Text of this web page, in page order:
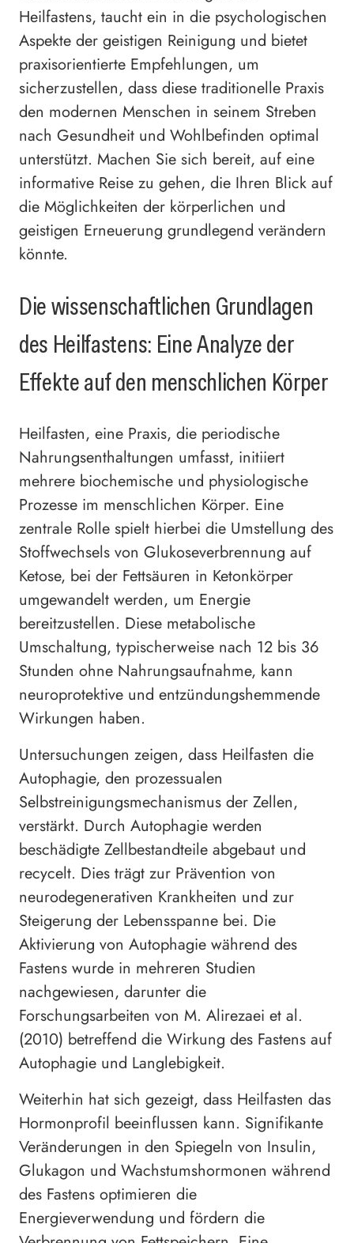
Heilfastens, taucht ein in die psychologischen
Aspekte der geistigen Reinigung und bietet
praxisorientierte Empfehlungen, um
sicherzustellen, dass diese traditionelle Praxis
den modernen Menschen in seinem Streben
nach Gesundheit und Wohlbefinden optimal
unterstützt. Machen Sie sich bereit, auf eine
informative Reise zu gehen, die Ihren Blick auf
die Möglichkeiten der körperlichen und
geistigen Erneuerung grundlegend verändern
könnte.
Die wissenschaftlichen Grundlagen
des Heilfastens: Eine Analyze der
Effekte auf den menschlichen Körper
Heilfasten, eine Praxis, die periodische
Nahrungsenthaltungen umfasst, initiiert
mehrere biochemische und physiologische
Prozesse im menschlichen Körper. Eine
zentrale Rolle spielt hierbei die Umstellung des
Stoffwechsels von Glukoseverbrennung auf
Ketose, bei der Fettsäuren in Ketonkörper
umgewandelt werden, um Energie
bereitzustellen. Diese metabolische
Umschaltung, typischerweise nach 12 bis 36
Stunden ohne Nahrungsaufnahme, kann
neuroprotektive und entzündungshemmende
Wirkungen haben.
Untersuchungen zeigen, dass Heilfasten die
Autophagie, den prozessualen
Selbstreinigungsmechanismus der Zellen,
verstärkt. Durch Autophagie werden
beschädigte Zellbestandteile abgebaut und
recycelt. Dies trägt zur Prävention von
neurodegenerativen Krankheiten und zur
Steigerung der Lebensspanne bei. Die
Aktivierung von Autophagie während des
Fastens wurde in mehreren Studien
nachgewiesen, darunter die
Forschungsarbeiten von M. Alirezaei et al.
(2010) betreffend die Wirkung des Fastens auf
Autophagie und Langlebigkeit.
Weiterhin hat sich gezeigt, dass Heilfasten das
Hormonprofil beeinflussen kann. Signifikante
Veränderungen in den Spiegeln von Insulin,
Glukagon und Wachstumshormonen während
des Fastens optimieren die
Energieverwendung und fördern die